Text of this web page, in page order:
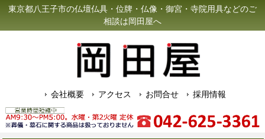
東京都八王子市の仏壇仏具・位牌・仏像・御宮・寺院用具などのご
相談は岡田屋へ
会社概要 アクセス お問合せ 採用情報